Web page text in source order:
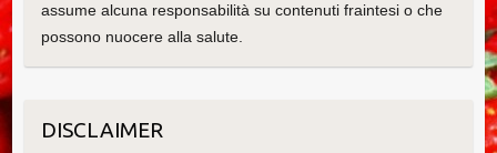
assume alcuna responsabilità su contenuti fraintesi o che
possono nuocere alla salute.
DISCLAIMER